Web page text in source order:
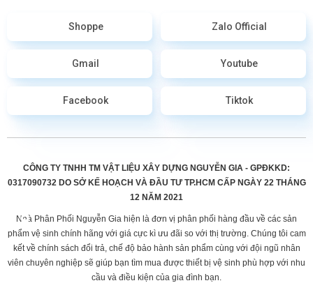
Shoppe Zalo Official
Gmail Youtube
Facebook Tiktok
CÔNG TY TNHH TM VẬT LIỆU XÂY DỰNG NGUYỄN GIA - GPĐKKD:
0317090732 DO SỞ KẾ HOẠCH VÀ ĐẦU TƯ TP.HCM CẤPNGÀY 22 THÁNG
12 NĂM 2021
Nhà Phân Phối Nguyễn Gia hiện là đơn vị phân phối hàng đầu về các sản
phẩm vệ sinh chính hãng với giá cực kì ưu đãi so với thị trường. Chúng tôi cam
kết về chính sách đổi trả, chế độ bảo hành sản phẩm cùng với đội ngũ nhân
viên chuyên nghiệp sẽ giúp bạn tìm mua được thiết bị vệ sinh phù hợp với nhu
cầu và điều kiện của gia đình bạn.